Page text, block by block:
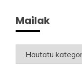
Mailak
Mailak